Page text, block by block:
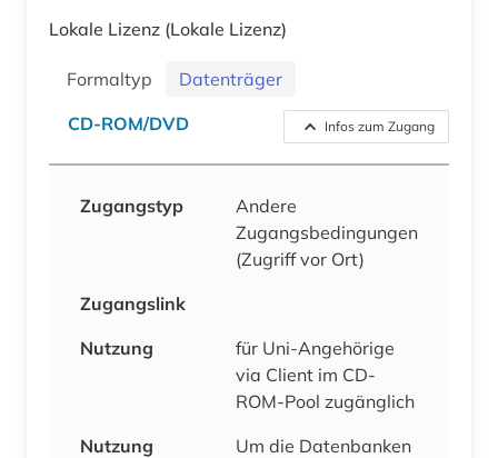
Lokale Lizenz (Lokale Lizenz)
Formaltyp
Datenträger
CD-ROM/DVD
Infos zum Zugang
Zugangstyp
Andere
Zugangsbedingungen
(Zugriff vor Ort)
Zugangslink
Nutzung
für Uni-Angehörige
via Client im CD-
ROM-Pool zugänglich
Nutzung
Um die Datenbanken